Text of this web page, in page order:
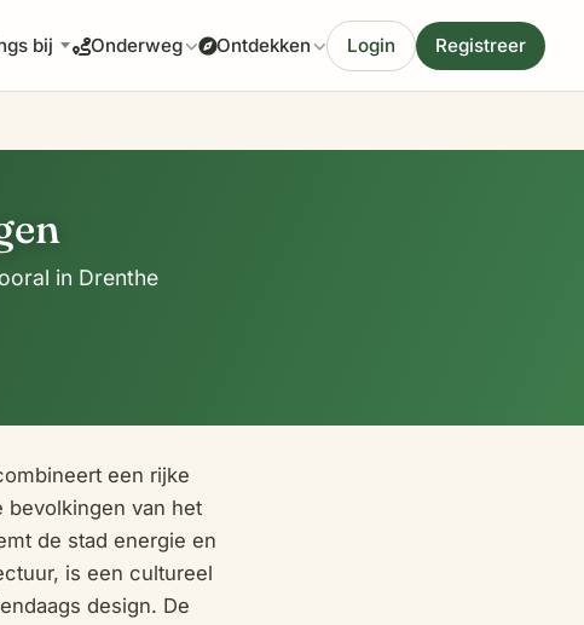
bij Onderweg Ontdekken Login Registreer
in Drenthe
een rijke
bevolkingen van het
de stad energie en
is een cultureel
design. De